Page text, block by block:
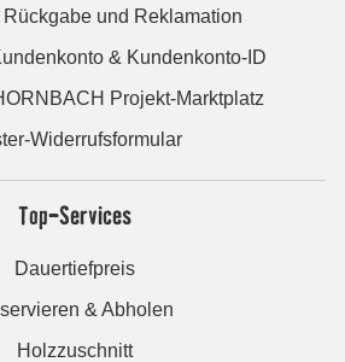
Rückgabe und Reklamation
& Kundenkonto-ID
Projekt-Marktplatz
Widerrufsformular
Top-Services
Dauertiefpreis
& Abholen
Holzzuschnitt